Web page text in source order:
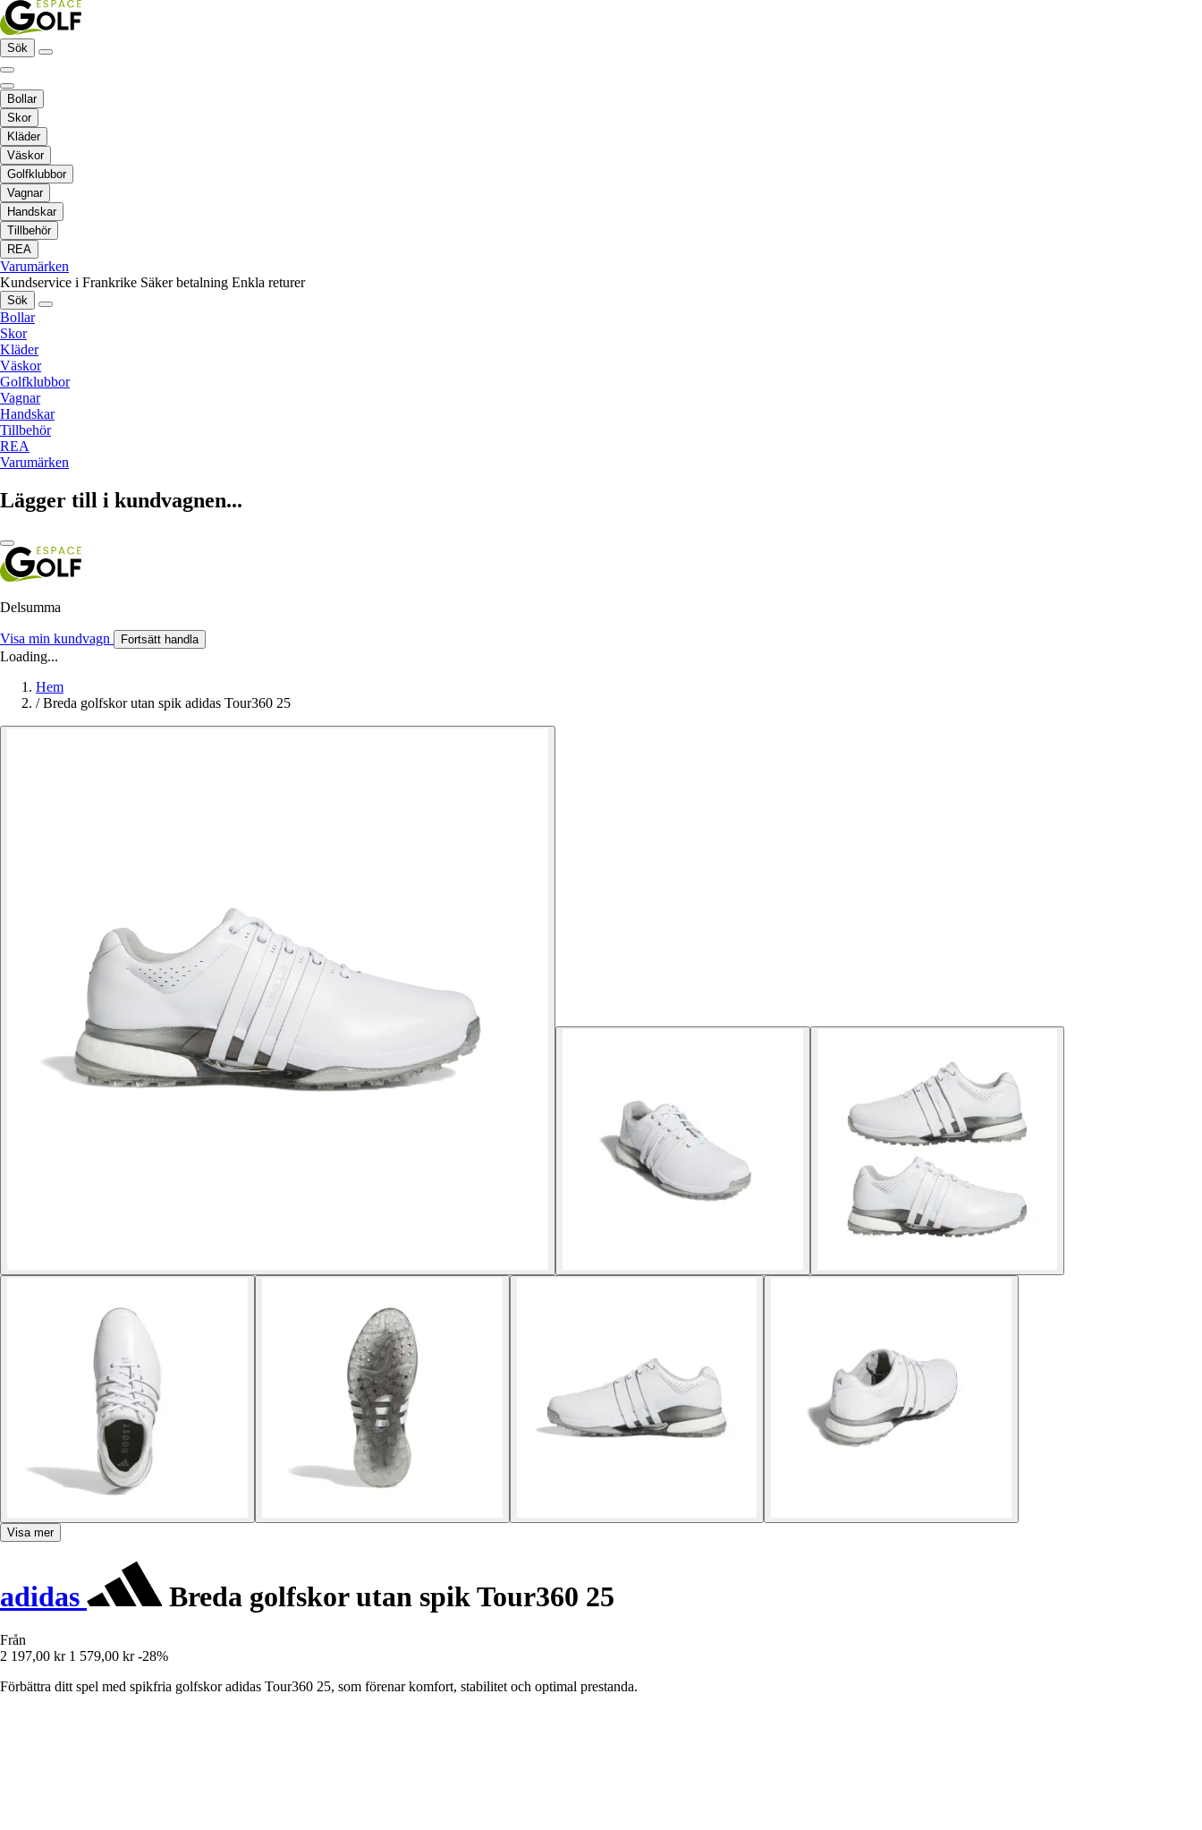
Sök
Bollar
Skor
Kläder
Väskor
Golfklubbor
Vagnar
Handskar
Tillbehör
REA
Varumärken
Kundservice i Frankrike Säker betalning Enkla returer
Sök
Bollar
Skor
Kläder
Väskor
Golfklubbor
Vagnar
Handskar
Tillbehör
REA
Varumärken
Lägger till i kundvagnen...
Delsumma
Visa min kundvagn Fortsätt handla
Loading...
Hem
/ Breda golfskor utan spik adidas Tour360 25
Visa mer
adidas Breda golfskor utan spik Tour360 25
Från
2 197,00 kr 1 579,00 kr -28%
Förbättra ditt spel med spikfria golfskor adidas Tour360 25, som förenar komfort, stabilitet och optimal prestanda.